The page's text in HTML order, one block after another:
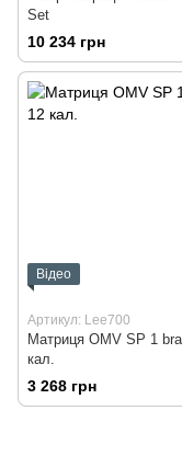
Set
10 234 грн
Відео
Артикул: Lee700
Матриця OMV SP 1
кал.
3 268 грн